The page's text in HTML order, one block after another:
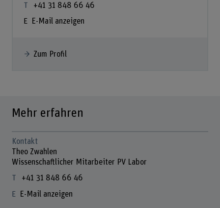
+41 31 848 66 46
E-Mail anzeigen
Zum Profil
Mehr erfahren
Kontakt
Theo Zwahlen
Wissenschaftlicher Mitarbeiter PV Labor
+41 31 848 66 46
E-Mail anzeigen